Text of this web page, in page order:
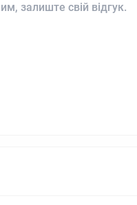
залиште свій відгук.